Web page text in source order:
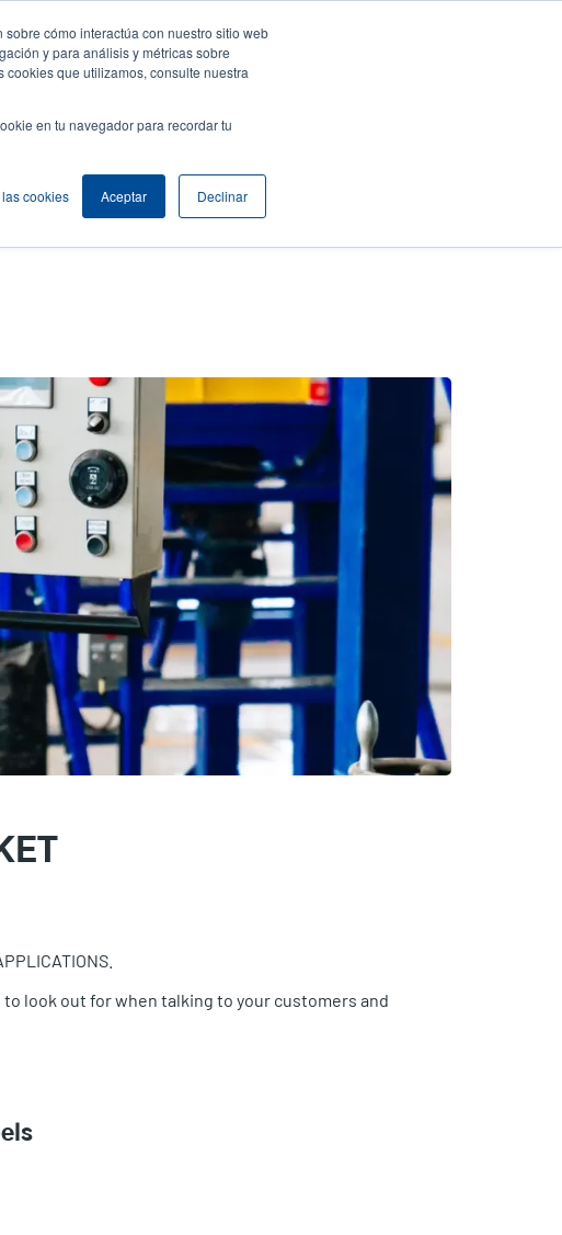
cómo interactúa con nuestro sitio web
y para análisis y métricas sobre
que utilizamos, consulte nuestra
en tu navegador para recordar tu
cookies Aceptar Declinar
User
Iniciar sesión / Registrarse
Header
look out for when talking to your customers and